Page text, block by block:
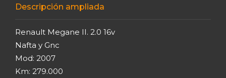
Descripción ampliada
Renault Megane II. 2.0 16v
Nafta y Gnc
Mod: 2007
Km: 279.000